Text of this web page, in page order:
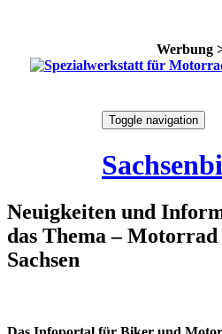
Werbung
Toggle navigation
Neuigkeiten und
das Thema – Motorrad
Sachsen